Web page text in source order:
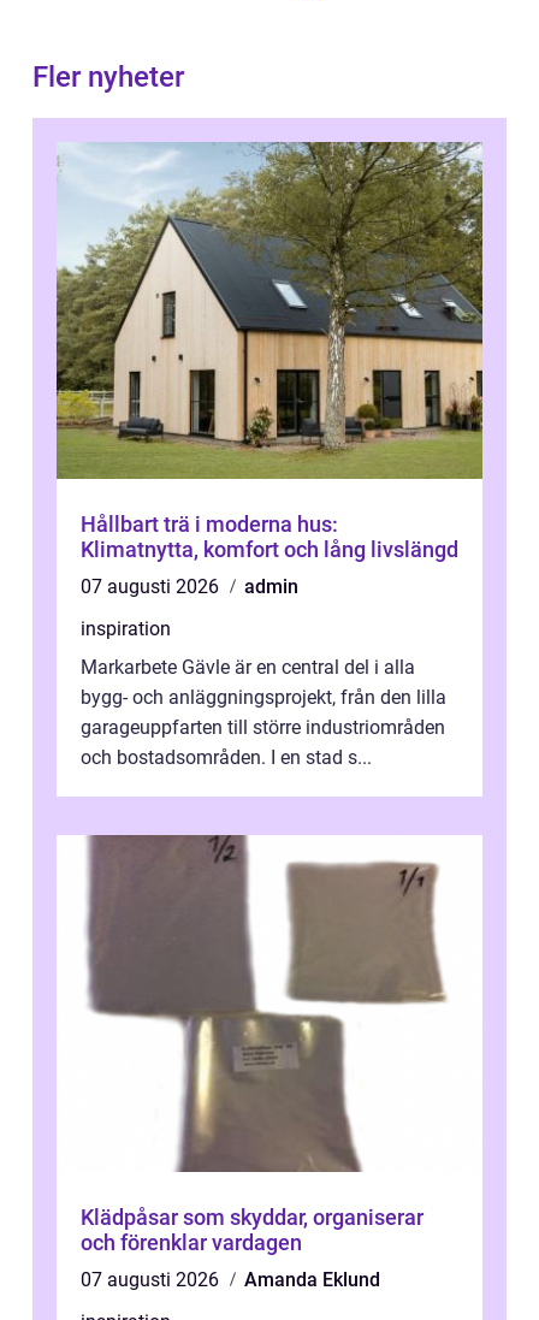
Fler nyheter
Hållbart trä i moderna hus:
Klimatnytta, komfort och lång livslängd
07 augusti 2026
admin
inspiration
Markarbete Gävle är en central del i alla
bygg- och anläggningsprojekt, från den lilla
garageuppfarten till större industriområden
och bostadsområden. I en stad s...
Klädpåsar som skyddar, organiserar
och förenklar vardagen
07 augusti 2026
Amanda Eklund